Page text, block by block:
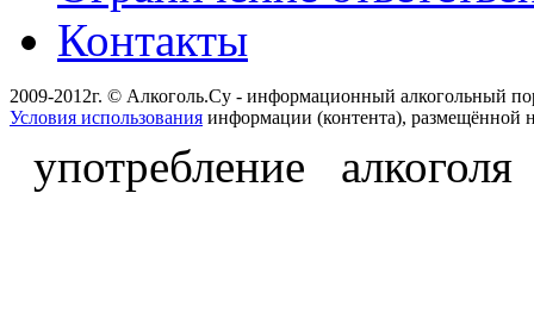
Контакты
2009-2012г. © Алкоголь.Су - информационный алкогольный
Условия использования информации (контента), размещённой
употребление